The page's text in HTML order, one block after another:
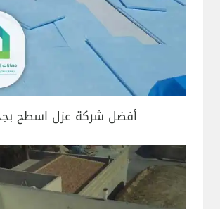
أفضل شركة عزل اسطح